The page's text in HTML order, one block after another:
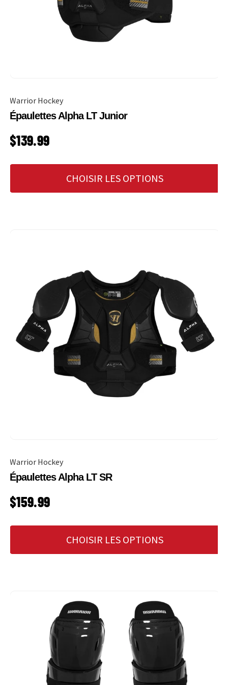
Warrior Hockey
Épaulettes Alpha LT Junior
PRIX HABITUEL
$139.99
CHOISIR LES OPTIONS
Warrior Hockey
Épaulettes Alpha LT SR
PRIX HABITUEL
$159.99
CHOISIR LES OPTIONS